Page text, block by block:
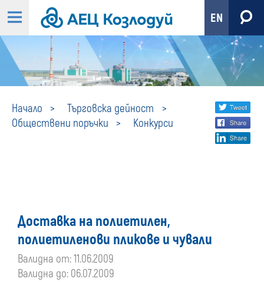
EN
Начало
Търговска дейност
Обществени поръчки
Конкурси
Конкурси
Share
social
Доставка на полиетилен,
полиетиленови пликове и чували
Валидна от: 11.06.2009
Валидна до: 06.07.2009